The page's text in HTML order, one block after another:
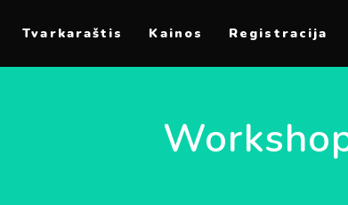
Tvarkaraštis Kainos Registracija